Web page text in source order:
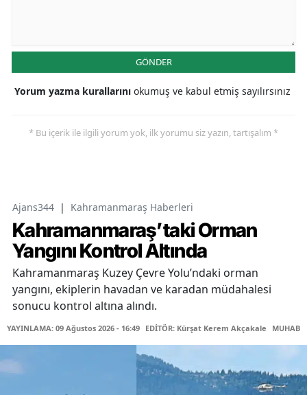
GÖNDER
Yorum yazma kurallarını okumuş ve kabul etmiş sayılırsınız
* Bu içerik ile ilgili yorum yok, ilk yorumu siz yazın, tartışalım *
Ajans344 | Kahramanmaraş Haberleri
Kahramanmaraş’taki Orman
Yangını Kontrol Altında
Kahramanmaraş Kuzey Çevre Yolu’ndaki orman
yangını, ekiplerin havadan ve karadan müdahalesi
sonucu kontrol altına alındı.
YAYINLAMA: 09 Ağustos 2026 - 16:49 EDİTÖR: Kürşat Kerem Akçakale